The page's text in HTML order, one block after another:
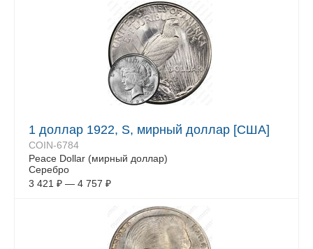
1 доллар 1922, S, мирный доллар [США]
COIN-6784
Peace Dollar (мирный доллар)
Серебро
3 421 ₽ — 4 757 ₽